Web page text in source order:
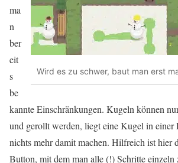
Wird es zu schwer, baut man erst
ma
n
ber
eit
s
be
kannte Einschränkungen. Kugeln können
und gerollt werden, liegt eine Kugel in einer
nichts mehr damit machen. Hilfreich ist hier
Button, mit dem man alle (!) Schritte einzeln